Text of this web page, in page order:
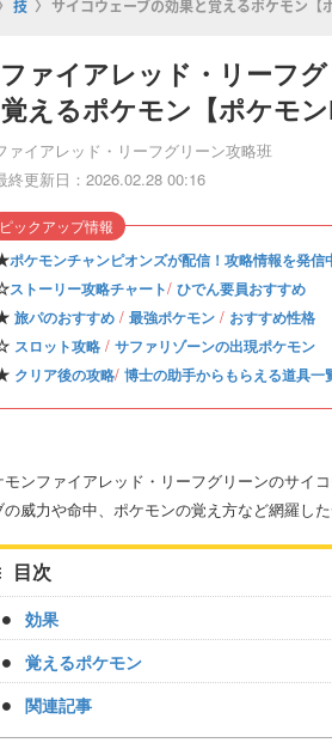
技 サイコウェーブの効果と覚えるポケモン【
ファイアレッド・リーフ
えるポケモン【ポケモン
ァイアレッド・リーフグリーン攻略班
終更新日：2026.02.28 00:16
ポケモンチャンピオンズが配信！攻略情報を発信
ストーリー攻略チャート/ ひでん要員おすすめ
旅パのおすすめ / 最強ポケモン / おすすめ性格
スロット攻略 / サファリゾーンの出現ポケモン
クリア後の攻略/ 博士の助手からもらえる道具一
ピックアップ情報
モンファイアレッド・リーフグリーンのサイ
の威力や命中、ポケモンの覚え方など網羅し
目次
効果
覚えるポケモン
関連記事